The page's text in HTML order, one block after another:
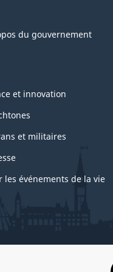
du gouvernement
et innovation
et militaires
les événements de la vie